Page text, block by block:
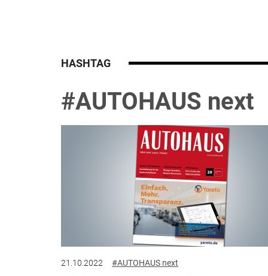
HASHTAG
#AUTOHAUS next
21.10.2022 #AUTOHAUS next